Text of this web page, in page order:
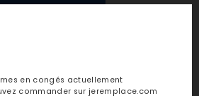
d'avis
en congés actuellement
commander sur jeremplace.com